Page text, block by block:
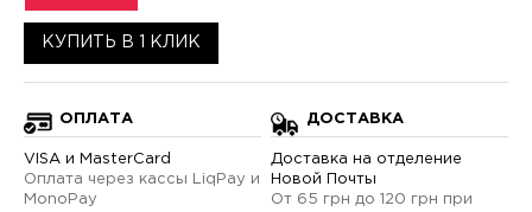
КУПИТЬ В 1 КЛИК
ОПЛАТА
VISA и MasterCard
Оплата через кассы LiqPay и
MonoPay
ДОСТАВКА
Доставка на отделение
Новой Почты
От 65 грн до 120 грн при